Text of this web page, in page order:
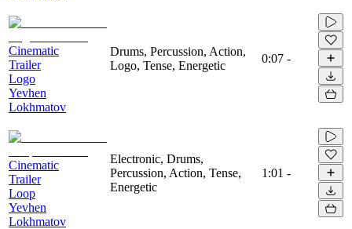
Cinematic
Trailer
Logo
Yevhen
Lokhmatov
Drums, Percussion, Action,
Logo, Tense, Energetic
0:07 -
Cinematic
Trailer
Loop
Yevhen
Lokhmatov
Electronic, Drums,
Percussion, Action, Tense,
Energetic
1:01 -